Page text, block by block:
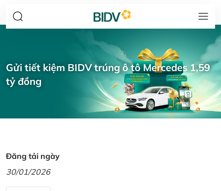
Gửi tiết kiệm BIDV trúng ô tô Mercedes 1,59
tỷ đồng
Đăng tải ngày
30/01/2026